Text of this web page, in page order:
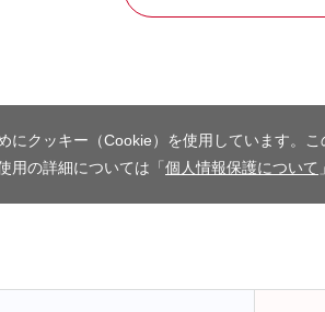
にクッキー（Cookie）を使用しています。
用の詳細については「 個人情報保護について